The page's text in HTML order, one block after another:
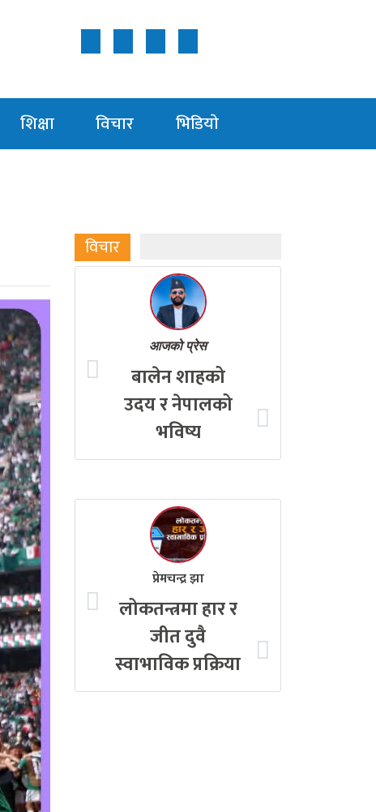
शिक्षा विचार भिडियाे
विचार
आजको प्रेस
बालेन शाहको
उदय र नेपालको
भविष्य
प्रेमचन्द्र झा
लोकतन्त्रमा हार र
जीत दुवै
स्वाभाविक प्रक्रिया